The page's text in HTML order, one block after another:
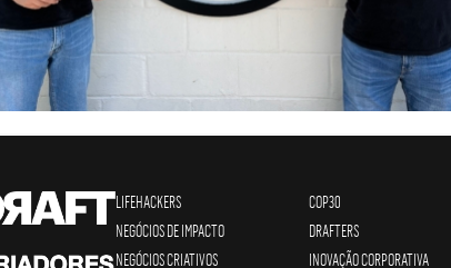
LIFEHACKERS
NEGÓCIOS DE IMPACTO
NEGÓCIOS CRIATIVOS
COP30
DRAFTERS
INOVAÇÃO CORPORATIVA